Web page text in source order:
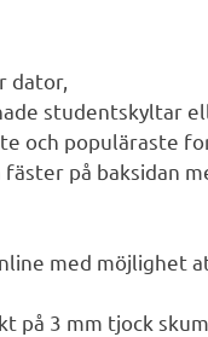
dator,
studentskyltar
och populäraste
på baksidan
med möjlighet
på 3 mm tjock